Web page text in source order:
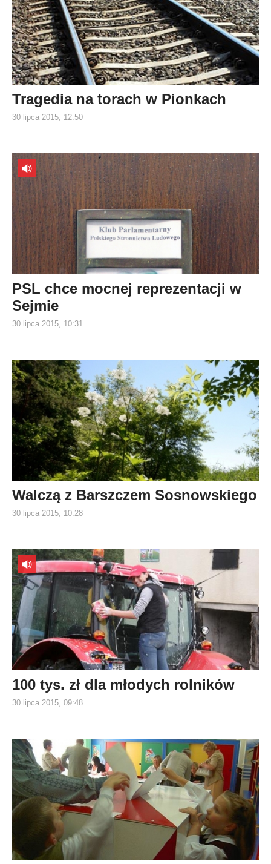
Tragedia na torach w Pionkach
30 lipca 2015, 12:50
PSL chce mocnej reprezentacji w
Sejmie
30 lipca 2015, 10:31
Walczą z Barszczem Sosnowskiego
30 lipca 2015, 10:28
100 tys. zł dla młodych rolników
30 lipca 2015, 09:48